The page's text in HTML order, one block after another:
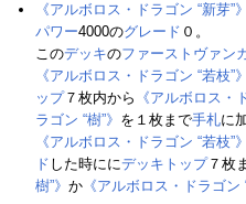
《アルボロス・ドラゴン “新芽”》
パワー4000のグレード ０。
このデッキのファーストヴァン
《アルボロス・ドラゴン “若枝”》
ップ７枚内から 《アルボロス・
ラゴン “樹”》 を１枚まで手札に
《アルボロス・ドラゴン “若枝”》
ド した時ににデッキトップ７枚
樹”》 か 《アルボロス・ドラゴン “